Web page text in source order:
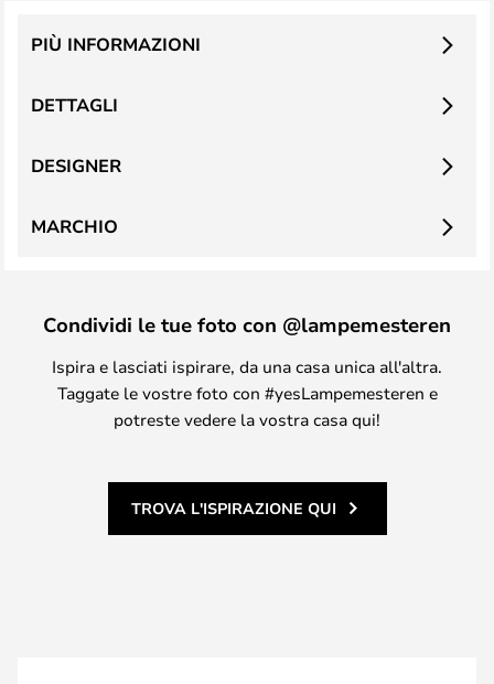
DETTAGLI
PIÙ INFORMAZIONI
DESIGNER
MARCHIO
Condividi le tue foto con @lampemesteren
Ispira e lasciati ispirare, da una casa unica all'altra.
Taggate le vostre foto con #yesLampemesteren e
potreste vedere la vostra casa qui!
TROVA L'ISPIRAZIONE QUI